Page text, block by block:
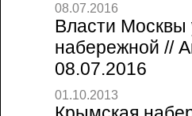
08.07.2016
Власти Москвы
набережной //
08.07.2016
01.10.2013